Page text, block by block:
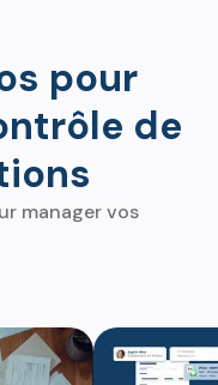
pour
de
manager vos